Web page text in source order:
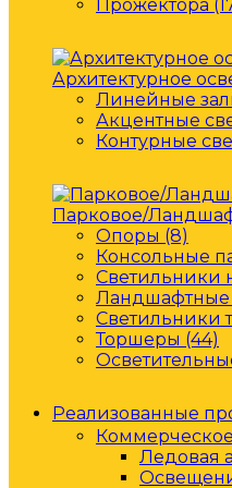
Прожектора
Архитектурное
Линейные
Акцентные
Контурные
Парковое/
Опоры (8)
Консольные
Светильники
Ландшафтные
Светильники
Торшеры (44)
Реализованные
Ледовая